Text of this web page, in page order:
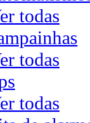
todas
todas
todas